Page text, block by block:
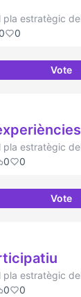
pla estratègic
0
Vote
pla estratègic
0 0
Vote
pla estratègic
0 0